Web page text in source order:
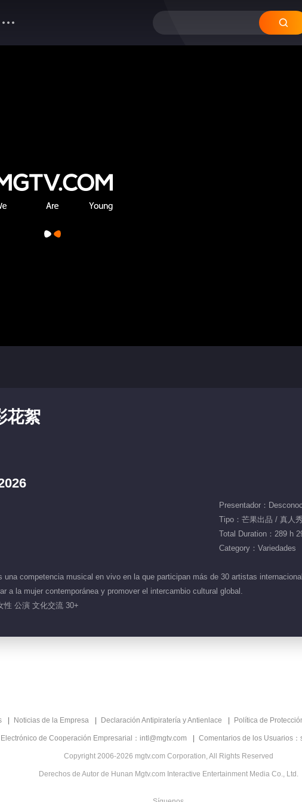
花絮
Presentador：
Tipo：芒果出品 / 真人
Total Duration：289 h
Category：Variedades
una competencia musical en vivo en la que participan más de 30 artistas
a la mujer contemporánea y promover el intercambio cultural global.
性 公演 文化交流 30+
Noticias de la Empresa Declaración Antipiratería y Antienlace Política de
de Cooperación Empresarial：intl@mgtv.com Comentarios de los Usuarios：
Copyright 2006-2026 mgtv.com Corporation, All Rights Reserved
Derechos de Autor de Hunan Mgtv.com Interactive Entertainment Media Co., Ltd.